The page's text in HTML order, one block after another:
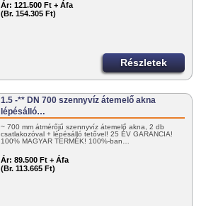
Ár: 121.500 Ft + Áfa
(Br. 154.305 Ft)
Részletek
1.5 -** DN 700 szennyvíz átemelő akna
lépésálló…
~ 700 mm átmérőjű szennyvíz átemelő akna, 2 db
csatlakozóval + lépésálló tetővel! 25 ÉV GARANCIA!
100% MAGYAR TERMÉK! 100%-ban…
Ár: 89.500 Ft + Áfa
(Br. 113.665 Ft)